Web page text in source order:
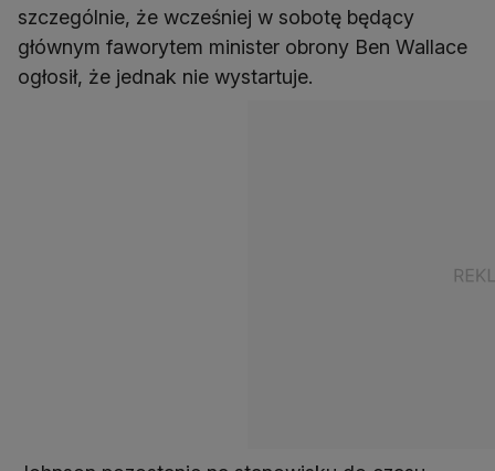
szczególnie, że wcześniej w sobotę będący
głównym faworytem minister obrony Ben Wallace